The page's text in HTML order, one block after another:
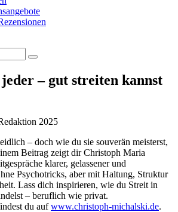
– gut streiten kannst
2025
– doch wie du sie souverän meisterst,
Beitrag zeigt dir Christoph Maria
klarer, gelassener und
Psychotricks, aber mit Haltung, Struktur
Lass dich inspirieren, wie du Streit in
– beruflich wie privat.
du aufwww.christoph-michalski.de.